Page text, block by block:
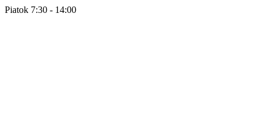
Piatok 7:30 - 14:00